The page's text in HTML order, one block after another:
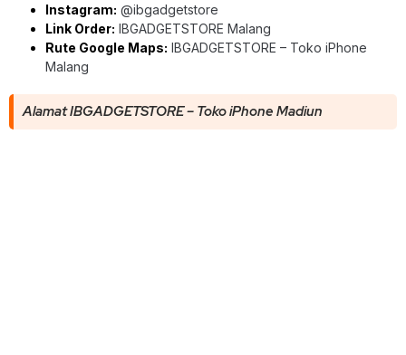
Instagram: @ibgadgetstore
Link Order: IBGADGETSTORE Malang
Rute Google Maps: IBGADGETSTORE – Toko iPhone
Malang
Alamat IBGADGETSTORE – Toko iPhone Madiun